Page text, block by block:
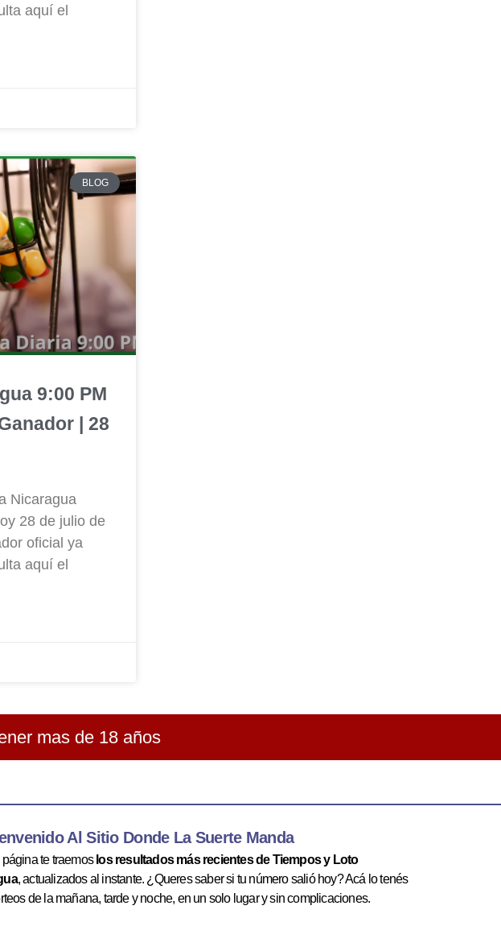
aquí el
BLOG
9:00 PM
| 28
Nicaragua
28 de julio de
oficial ya
aquí el
mas de 18 años
Al Sitio Donde La Suerte Manda
página te traemos los resultados más recientes de Tiempos y Loto
, actualizados al instante. ¿Queres saber si tu número salió hoy? Acá lo tenés
de la mañana, tarde y noche, en un solo lugar y sin complicaciones.